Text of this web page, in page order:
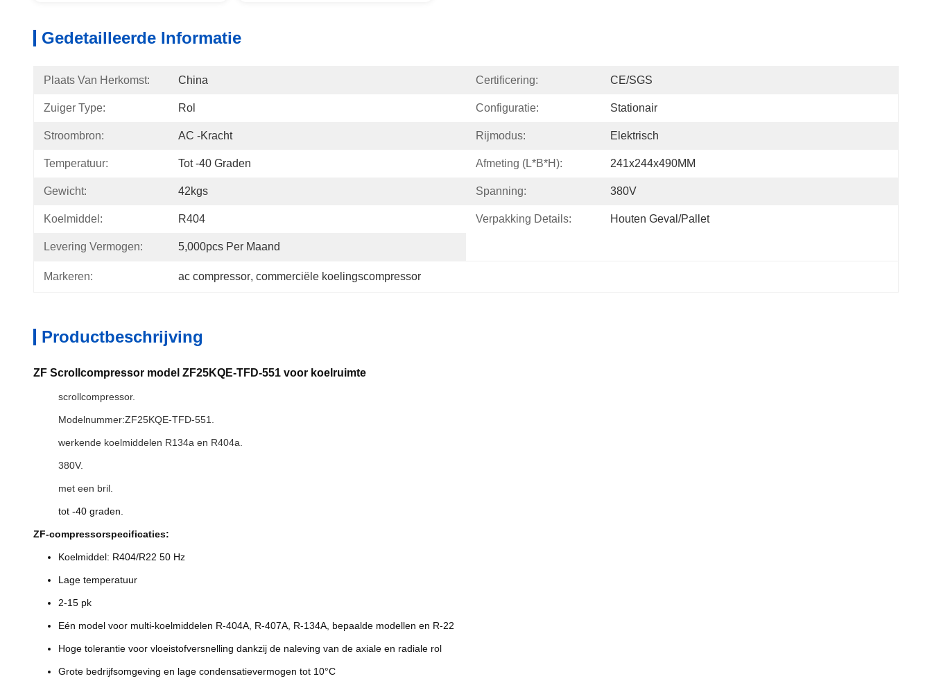
Gedetailleerde Informatie
Plaats Van Herkomst: China Certificering: CE/SGS
Zuiger Type: Rol Configuratie: Stationair
Stroombron: AC -kracht Rijmodus: Elektrisch
Temperatuur: Tot -40 Graden Afmeting (l*b*h): 241x244x490MM
Gewicht: 42kgs Spanning: 380V
Koelmiddel: R404 Verpakking Details: Houten Geval/pallet
Levering Vermogen: 5,000pcs Per Maand
Markeren: ac compressor, commerciële koelingscompressor
Productbeschrijving
ZF Scrollcompressor model ZF25KQE-TFD-551 voor koelruimte
scrollcompressor.
Modelnummer:ZF25KQE-TFD-551.
werkende koelmiddelen R134a en R404a.
380V.
met een bril.
tot -40 graden.
ZF-compressorspecificaties:
Koelmiddel: R404/R22 50 Hz
Lage temperatuur
2-15 pk
Eén model voor multi-koelmiddelen R-404A, R-407A, R-134A, bepaalde modellen en R-22
Hoge tolerantie voor vloeistofversnelling dankzij de naleving van de axiale en radiale rol
Grote bedrijfsomgeving en lage condensatievermogen tot 10°C